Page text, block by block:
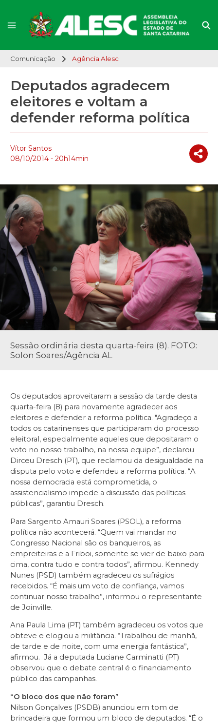
Comunicação Agência Alesc
Deputados agradecem
eleitores e voltam a
defender reforma política
Vítor Santos
08/10/2014 - 20h14min
Sessão ordinária desta quarta-feira (8). FOTO:
Solon Soares/Agência AL
Os deputados aproveitaram a sessão da tarde desta
quarta-feira (8) para novamente agradecer aos
eleitores e defender a reforma política. "Agradeço a
todos os catarinenses que participaram do processo
eleitoral, especialmente aqueles que depositaram o
voto no nosso trabalho, na nossa equipe”, declarou
Dirceu Dresch (PT), que reclamou da desigualdade na
disputa pelo voto e defendeu a reforma política. “A
nossa democracia está comprometida, o
assistencialismo impede a discussão das políticas
públicas”, garantiu Dresch.
Para Sargento Amauri Soares (PSOL), a reforma
política não acontecerá. “Quem vai mandar no
Congresso Nacional são os banqueiros, as
empreiteiras e a Friboi, somente se vier de baixo para
cima, contra tudo e contra todos”, afirmou. Kennedy
Nunes (PSD) também agradeceu os sufrágios
recebidos. “É mais um voto de confiança, vamos
continuar nosso trabalho”, informou o representante
de Joinville.
Ana Paula Lima (PT) também agradeceu os votos que
obteve e elogiou a militância. “Trabalhou de manhã,
de tarde e de noite, com uma energia fantástica”,
afirmou. Já a deputada Luciane Carminatti (PT)
observou que o debate central é o financiamento
público das campanhas.
“O bloco dos que não foram”
Nilson Gonçalves (PSDB) anunciou em tom de
brincadeira que formou um bloco de deputados. “É o